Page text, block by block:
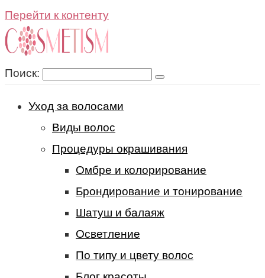
Перейти к контенту
Поиск:
Уход за волосами
Виды волос
Процедуры окрашивания
Омбре и колорирование
Брондирование и тонирование
Шатуш и балаяж
Осветление
По типу и цвету волос